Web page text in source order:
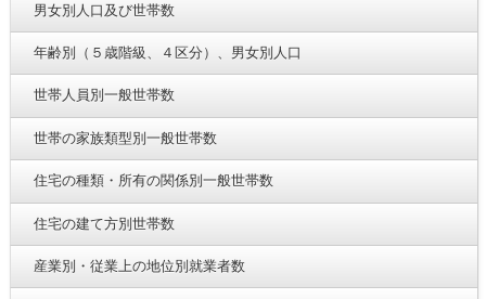
男女別人口及び世帯数
年齢別（５歳階級、４区分）、男女別人口
世帯人員別一般世帯数
世帯の家族類型別一般世帯数
住宅の種類・所有の関係別一般世帯数
住宅の建て方別世帯数
産業別・従業上の地位別就業者数